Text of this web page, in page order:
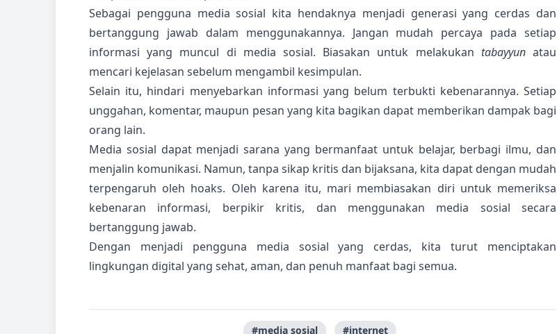
Sebagai pengguna media sosial kita hendaknya menjadi generasi yang cerdas dan
bertanggung jawab dalam menggunakannya. Jangan mudah percaya pada setiap
informasi yang muncul di media sosial. Biasakan untuk melakukan tabayyunatau
mencari kejelasan sebelum mengambil kesimpulan.
Selain itu, hindari menyebarkan informasi yang belum terbukti kebenarannya. Setiap
unggahan, komentar, maupun pesan yang kita bagikan dapat memberikan dampak bagi
orang lain.
Media sosial dapat menjadi sarana yang bermanfaat untuk belajar, berbagi ilmu, dan
menjalin komunikasi. Namun, tanpa sikap kritis dan bijaksana, kita dapat dengan mudah
terpengaruh oleh hoaks. Oleh karena itu, mari membiasakan diri untuk memeriksa
kebenaran informasi, berpikir kritis, dan menggunakan media sosial secara
bertanggung jawab.
Dengan menjadi pengguna media sosial yang cerdas, kita turut menciptakan
lingkungan digital yang sehat, aman, dan penuh manfaat bagi semua.
#media sosial #internet